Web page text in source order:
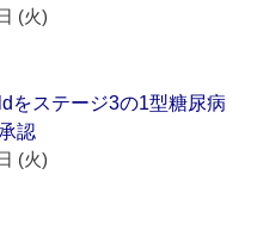
(火)
をステージ3の1型糖尿病
認
(火)